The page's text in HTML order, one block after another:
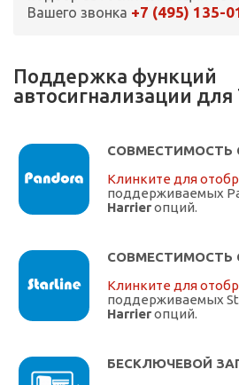
Вашего звонка +7 (495) 135-
Поддержка функций
автосигнализации
СОВМЕСТИМОСТЬ С
Клинките для
поддерживаемых
Harrierопций.
СОВМЕСТИМОСТЬ С
Клинките для
поддерживаемых
Harrierопций.
БЕСКЛЮЧЕВОЙ